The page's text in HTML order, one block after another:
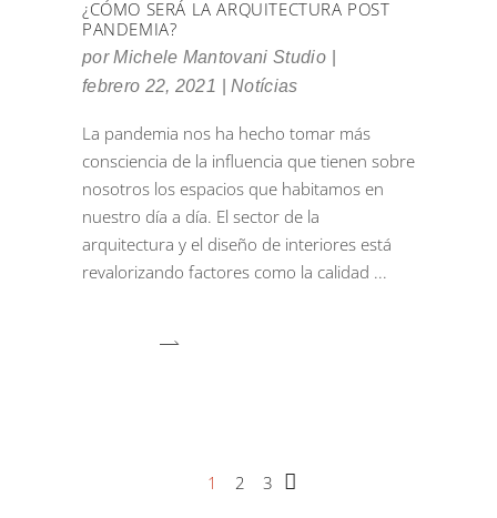
¿CÓMO SERÁ LA ARQUITECTURA POST
PANDEMIA?
porMichele Mantovani Studio
febrero 22, 2021
Notícias
La pandemia nos ha hecho tomar más
consciencia de la influencia que tienen sobre
nosotros los espacios que habitamos en
nuestro día a día. El sector de la
arquitectura y el diseño de interiores está
revalorizando factores como la calidad
1 2 3